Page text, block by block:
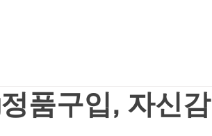
품구입, 자신